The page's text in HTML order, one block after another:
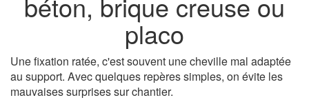
placo
Une fixation ratée, c'est souvent une cheville mal adaptée
au support. Avec quelques repères simples, on évite les
mauvaises surprises sur chantier.